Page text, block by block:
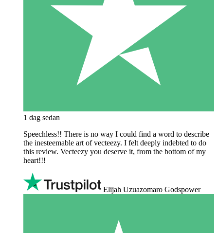
1 dag sedan
Speechless!! There is no way I could find a word to describe
the inesteemable art of vecteezy. I felt deeply indebted to do
this review. Vecteezy you deserve it, from the bottom of my
heart!!!
Elijah Uzuazomaro Godspower